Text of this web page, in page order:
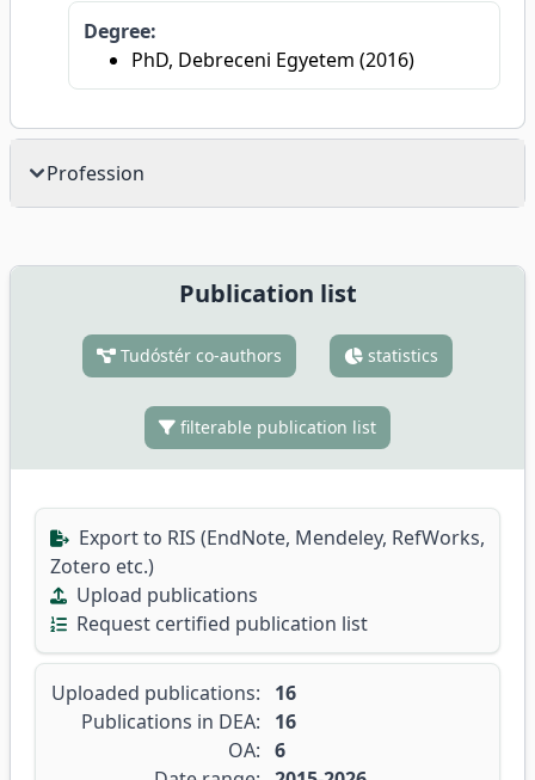
Degree:
PhD, Debreceni Egyetem (2016)
Profession
Publication list
Tudóstér co-authors statistics
filterable publication list
Export to RIS (EndNote, Mendeley, RefWorks,
Zotero etc.)
Upload publications
Request certified publication list
Uploaded publications:
16
Publications in DEA:
16
OA: 6